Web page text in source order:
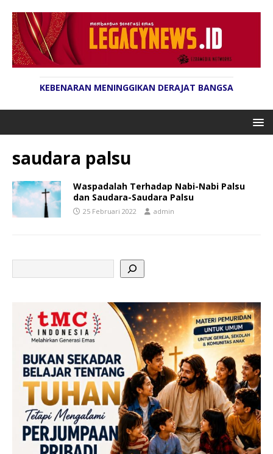
KEBENARAN MENINGGIKAN DERAJAT BANGSA
saudara palsu
Waspadalah Terhadap Nabi-Nabi Palsu
dan Saudara-Saudara Palsu
25 Februari 2022 admin